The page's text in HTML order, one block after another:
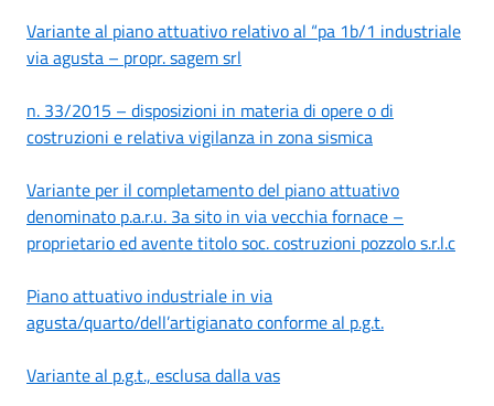
Variante al piano attuativo relativo al “pa 1b/1 industriale
via agusta – propr. sagem srl
n. 33/2015 – disposizioni in materia di opere o di
costruzioni e relativa vigilanza in zona sismica
Variante per il completamento del piano attuativo
denominato p.a.r.u. 3a sito in via vecchia fornace –
proprietario ed avente titolo soc. costruzioni pozzolo s.r.l.c
Piano attuativo industriale in via
agusta/quarto/dell’artigianato conforme al p.g.t.
Variante al p.g.t., esclusa dalla vas